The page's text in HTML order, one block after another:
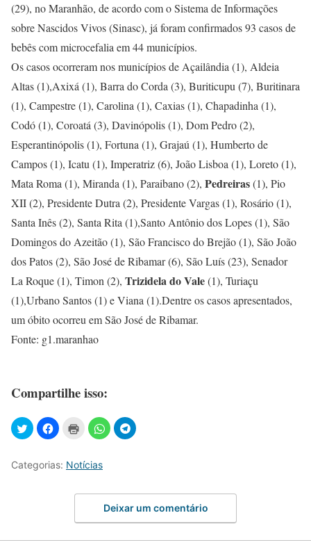
(29), no Maranhão, de acordo com o Sistema de Informações
sobre Nascidos Vivos (Sinasc), já foram confirmados 93 casos de
bebês com microcefalia em 44 municípios.
Os casos ocorreram nos municípios de Açailândia (1), Aldeia
Altas (1),Axixá (1), Barra do Corda (3), Buriticupu (7), Buritinara
(1), Campestre (1), Carolina (1), Caxias (1), Chapadinha (1),
Codó (1), Coroatá (3), Davinópolis (1), Dom Pedro (2),
Esperantinópolis (1), Fortuna (1), Grajaú (1), Humberto de
Campos (1), Icatu (1), Imperatriz (6), João Lisboa (1), Loreto (1),
Mata Roma (1), Miranda (1), Paraibano (2), Pedreiras(1), Pio
XII (2), Presidente Dutra (2), Presidente Vargas (1), Rosário (1),
Santa Inês (2), Santa Rita (1),Santo Antônio dos Lopes (1), São
Domingos do Azeitão (1), São Francisco do Brejão (1), São João
dos Patos (2), São José de Ribamar (6), São Luís (23), Senador
La Roque (1), Timon (2), Trizidela do Vale(1), Turiaçu
(1),Urbano Santos (1) e Viana (1).Dentre os casos apresentados,
um óbito ocorreu em São José de Ribamar.
Fonte: g1.maranhao
Compartilhe isso:
Categorias: Notícias
Deixar um comentário